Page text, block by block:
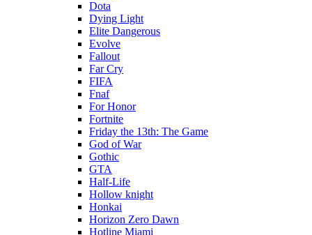
Dota
Dying Light
Elite Dangerous
Evolve
Fallout
Far Cry
FIFA
Fnaf
For Honor
Fortnite
Friday the 13th: The Game
God of War
Gothic
GTA
Half-Life
Hollow knight
Honkai
Horizon Zero Dawn
Hotline Miami